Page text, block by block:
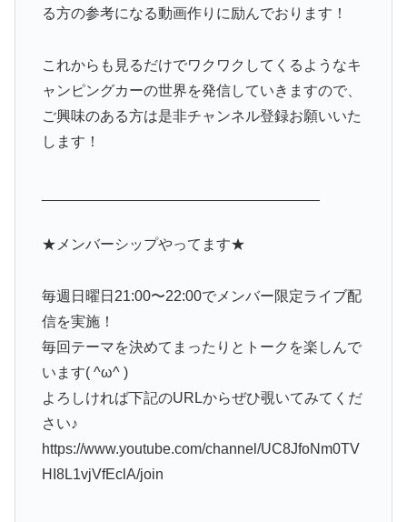
る方の参考になる動画作りに励んでおります！
これからも見るだけでワクワクしてくるようなキ
ャンピングカーの世界を発信していきますので、
ご興味のある方は是非チャンネル登録お願いいた
します！
★メンバーシップやってます★
毎週日曜日21:00〜22:00でメンバー限定ライブ配
信を実施！
毎回テーマを決めてまったりとトークを楽しんで
います( ^ω^ )
よろしければ下記のURLからぜひ覗いてみてくだ
さい♪
https://www.youtube.com/channel/UC8JfoNm0TV
HI8L1vjVfEclA/join